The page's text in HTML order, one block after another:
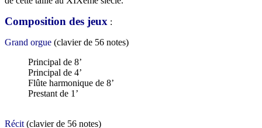
Composition des jeux :
Grand orgue (clavier de 56 notes)
Principal de 8’
Principal de 4’
Flûte harmonique de 8’
Prestant de 1’
Récit (clavier de 56 notes)